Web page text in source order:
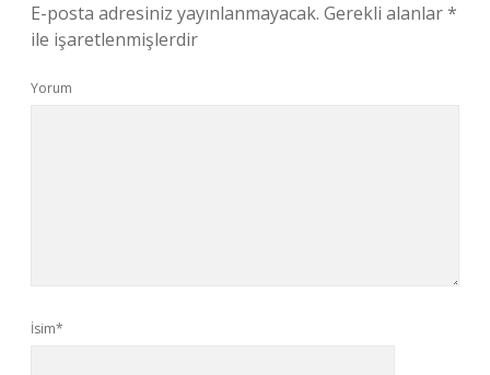
E-posta adresiniz yayınlanmayacak. Gerekli alanlar*
ile işaretlenmişlerdir
Yorum
İsim*